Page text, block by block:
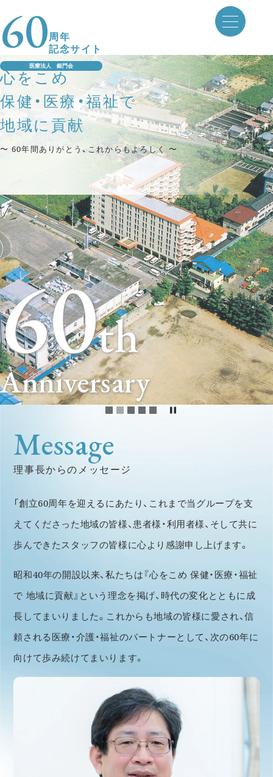
to
content
60周年
記念サイト
医療法人 銀門会
心をこめ
保健・医療・福祉で
地域に貢献
〜 60年間ありがとう、これからもよろしく 〜
60th
Anniversary
Message
理事長からのメッセージ
「創立60周年を迎えるにあたり、これまで当グループを支
えてくださった地域の皆様、患者様・利用者様、そして共に
歩んできたスタッフの皆様に心より感謝申し上げます。
昭和40年の開設以来、私たちは『心をこめ 保健・医療・福祉
で 地域に貢献』という理念を掲げ、時代の変化とともに成
長してまいりました。これからも地域の皆様に愛され、信
頼される医療・介護・福祉のパートナーとして、次の60年に
向けて歩み続けてまいります。